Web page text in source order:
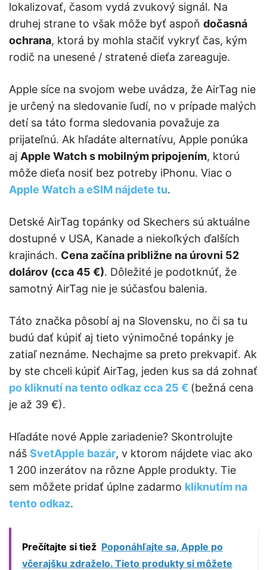
lokalizovať, časom vydá zvukový signál. Na
druhej strane to však môže byť aspoň dočasná
ochrana, ktorá by mohla stačiť vykryť čas, kým
rodič na unesené / stratené dieťa zareaguje.
Apple síce na svojom webe uvádza, že AirTag nie
je určený na sledovanie ľudí, no v prípade malých
detí sa táto forma sledovania považuje za
prijateľnú. Ak hľadáte alternatívu, Apple ponúka
aj Apple Watch s mobilným pripojením, ktorú
môže dieťa nosiť bez potreby iPhonu. Viac o
Apple Watch a eSIM nájdete tu.
Detské AirTag topánky od Skechers sú aktuálne
dostupné v USA, Kanade a niekoľkých ďalších
krajinách. Cena začína približne na úrovni 52
dolárov (cca 45 €). Dôležité je podotknúť, že
samotný AirTag nie je súčasťou balenia.
Táto značka pôsobí aj na Slovensku, no či sa tu
budú dať kúpiť aj tieto výnimočné topánky je
zatiaľ neznáme. Nechajme sa preto prekvapiť. Ak
by ste chceli kúpiť AirTag, jeden kus sa dá zohnať
po kliknutí na tento odkaz cca 25 € (bežná cena
je až 39 €).
Hľadáte nové Apple zariadenie? Skontrolujte
náš SvetApple bazár, v ktorom nájdete viac ako
1 200 inzerátov na rôzne Apple produkty. Tie
sem môžete pridať úplne zadarmo kliknutím na
tento odkaz.
Prečítajte si tiež Poponáhľajte sa, Apple po
včerajšku zdraželo. Tieto produkty si môžete